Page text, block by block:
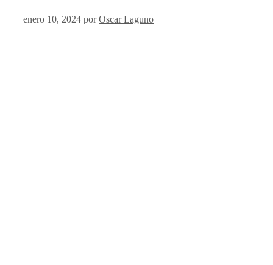
enero 10, 2024 porOscar Laguno